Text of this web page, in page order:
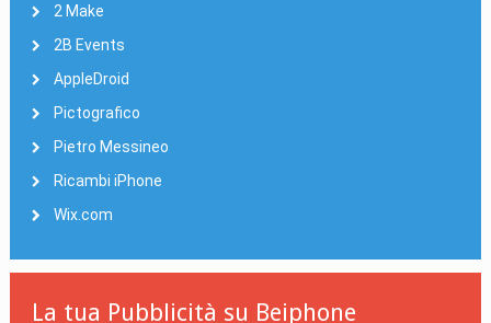
2 Make
2B Events
AppleDroid
Pictografico
Pietro Messineo
Ricambi iPhone
Wix.com
La tua Pubblicità su Beiphone